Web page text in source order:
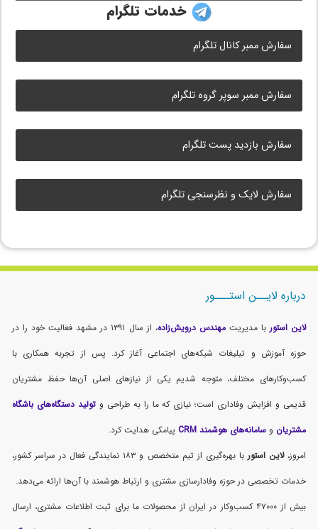
خدمات تلگرام
سفارش ممبر کانال تلگرام
سفارش ممبر سوپر گروه تلگرام
سفارش بازدید پست تلگرام
سفارش لایک و نظرسنجی تلگرام